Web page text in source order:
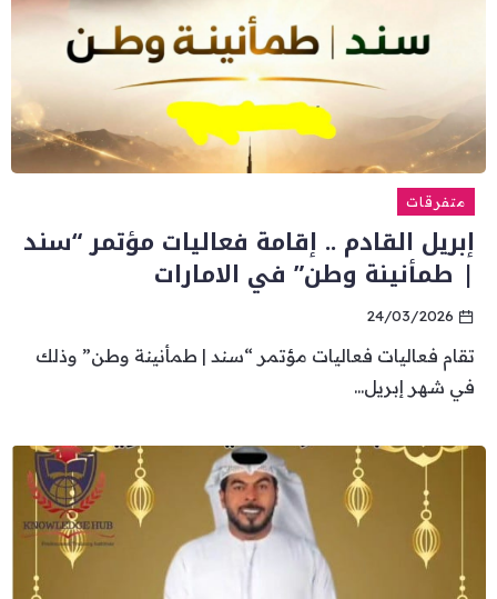
متفرقات
إبريل القادم .. إقامة فعاليات مؤتمر “سند
| طمأنينة وطن” في الامارات
24/03/2026
تقام فعاليات فعاليات مؤتمر “سند | طمأنينة وطن” وذلك
في شهر إبريل...